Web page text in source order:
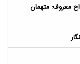
معروف: متهمان